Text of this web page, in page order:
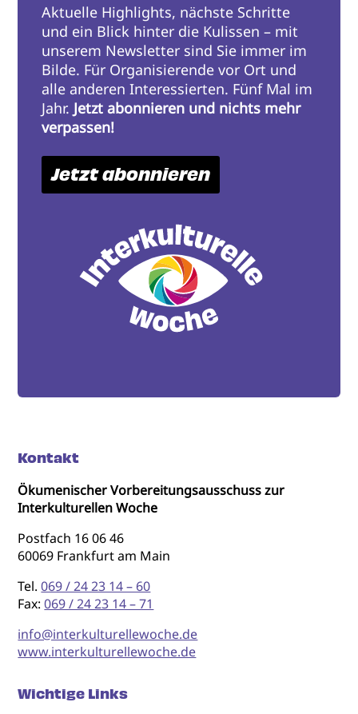
Aktuelle Highlights, nächste Schritte
und ein Blick hinter die Kulissen – mit
unserem Newsletter sind Sie immer im
Bilde. Für Organisierende vor Ort und
alle anderen Interessierten. Fünf Mal im
Jahr. Jetzt abonnieren und nichts mehr
verpassen!
Jetzt abonnieren
Kontakt
Ökumenischer Vorbereitungsausschuss zur
Interkulturellen Woche
Postfach 16 06 46
60069 Frankfurt am Main
Tel.069 / 24 23 14 – 60
Fax:069 / 24 23 14 – 71
info@interkulturellewoche.de
www.interkulturellewoche.de
Wichtige Links